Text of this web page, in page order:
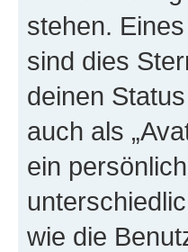
stehen.
sind dies
deinen
auch als
ein
wie die